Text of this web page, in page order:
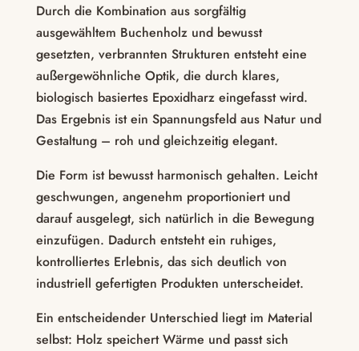
Durch die Kombination aus sorgfältig
ausgewähltem Buchenholz und bewusst
gesetzten, verbrannten Strukturen entsteht eine
außergewöhnliche Optik, die durch klares,
biologisch basiertes Epoxidharz eingefasst wird.
Das Ergebnis ist ein Spannungsfeld aus Natur und
Gestaltung – roh und gleichzeitig elegant.
Die Form ist bewusst harmonisch gehalten. Leicht
geschwungen, angenehm proportioniert und
darauf ausgelegt, sich natürlich in die Bewegung
einzufügen. Dadurch entsteht ein ruhiges,
kontrolliertes Erlebnis, das sich deutlich von
industriell gefertigten Produkten unterscheidet.
Ein entscheidender Unterschied liegt im Material
selbst: Holz speichert Wärme und passt sich